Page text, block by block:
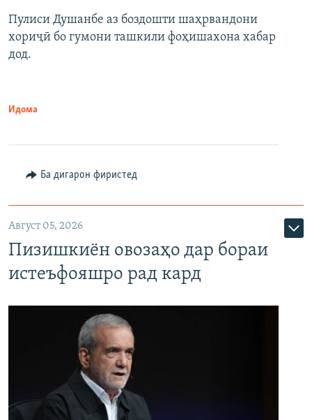
Пулиси Душанбе аз боздошти шаҳрвандони
хориҷӣ бо гумони ташкили фоҳишахона хабар
дод.
Идома
Ба дигарон фиристед
Август 05, 2026
Пизишкиён овозаҳо дар бораи
истеъфояшро рад кард